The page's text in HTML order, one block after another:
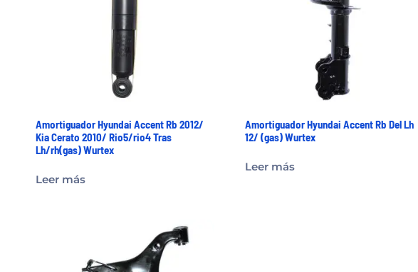
Amortiguador Hyundai Accent Rb 2012/
Kia Cerato 2010/ Rio5/rio4 Tras
Lh/rh(gas) Wurtex
Leer más
Amortiguador Hyundai Accent Rb Del Lh
12/ (gas) Wurtex
Leer más